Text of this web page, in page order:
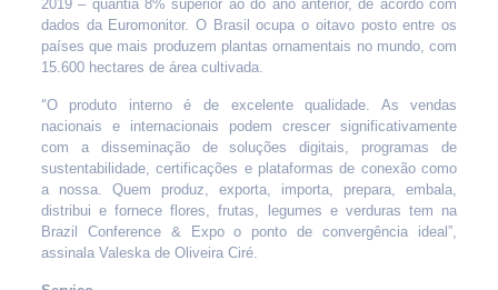
2019 – quantia 8% superior ao do ano anterior, de acordo com
dados da Euromonitor. O Brasil ocupa o oitavo posto entre os
países que mais produzem plantas ornamentais no mundo, com
15.600 hectares de área cultivada.
“O produto interno é de excelente qualidade. As vendas
nacionais e internacionais podem crescer significativamente
com a disseminação de soluções digitais, programas de
sustentabilidade, certificações e plataformas de conexão como
a nossa. Quem produz, exporta, importa, prepara, embala,
distribui e fornece flores, frutas, legumes e verduras tem na
Brazil Conference & Expo o ponto de convergência ideal”,
assinala Valeska de Oliveira Ciré.